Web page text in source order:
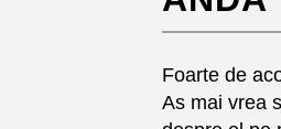
Foarte de
As mai vrea